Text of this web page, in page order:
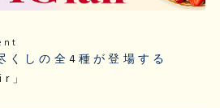
くしの全4種が登場する
」